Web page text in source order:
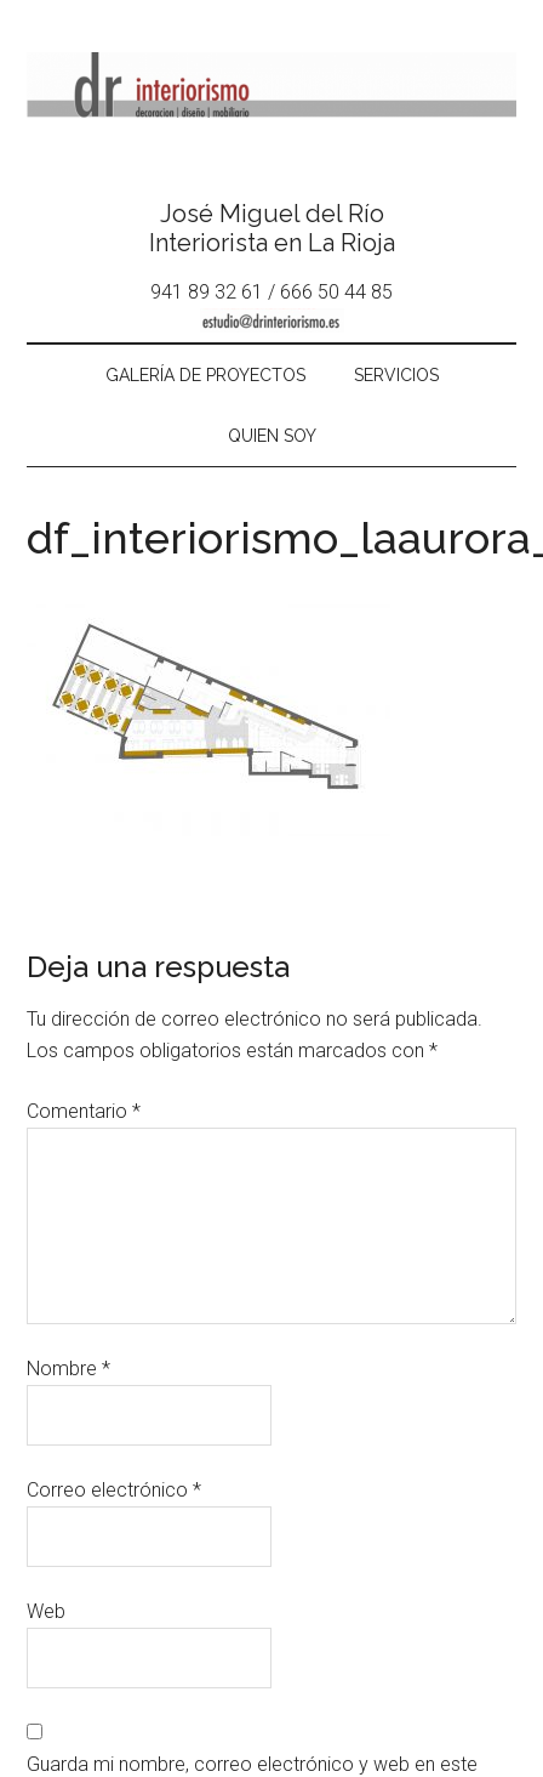
José Miguel del Río
Interiorista en La Rioja
941 89 32 61 / 666 50 44 85
GALERÍA DE PROYECTOS SERVICIOS
QUIEN SOY
Deja una respuesta
Tu dirección de correo electrónico no será publicada.
Los campos obligatorios están marcados con*
Comentario*
Nombre*
Correo electrónico*
Web
Guarda mi nombre, correo electrónico y web en este